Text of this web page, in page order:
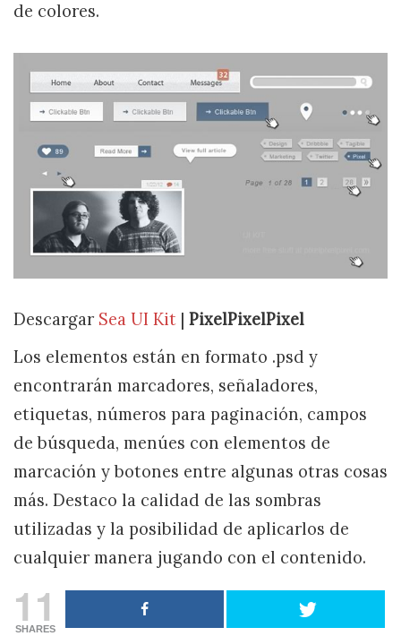
de colores.
Descargar Sea UI Kit | PixelPixelPixel
Los elementos están en formato .psd y
encontrarán marcadores, señaladores,
etiquetas, números para paginación, campos
de búsqueda, menúes con elementos de
marcación y botones entre algunas otras cosas
más. Destaco la calidad de las sombras
utilizadas y la posibilidad de aplicarlos de
cualquier manera jugando con el contenido.
11
SHARES